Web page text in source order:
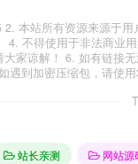
2. 本站所有资源来源于
4. 不得使用于非法商业
家谅解！ 6. 如有链接
到加密压缩包，请使
站长亲测 网站源